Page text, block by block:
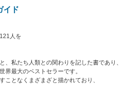
イド
人を
私たち人類との関わりを記した書であり、
界最大のベストセラーです。
ことなくまざまざと描かれており、